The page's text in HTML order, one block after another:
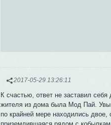
2017-05-29 13:26:11
К счастью, ответ не заставил
жителя из дома была Мод Пай.
по крайней мере находились